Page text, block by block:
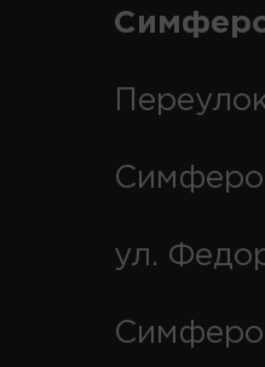
ул.